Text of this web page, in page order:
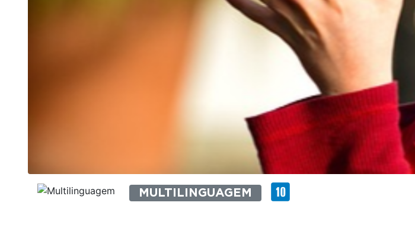
MULTILINGUAGEM